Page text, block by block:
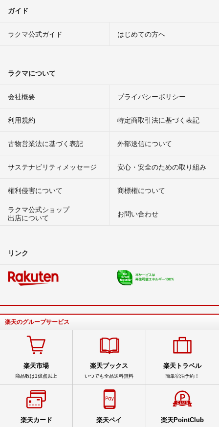
ガイド
ラクマ公式ガイド はじめての方へ
ラクマについて
会社概要 プライバシーポリシー
利用規約 特定商取引法に基づく表記
古物営業法に基づく表記 外部送信について
サステナビリティメッセージ 安心・安全のための取り組み
権利侵害について
商標権について
ラクマ公式ショップ
出店について
お問い合わせ
リンク
楽天のグループサービス
楽天市場
商品数は1億点以上
楽天ブックス
いつでも全品送料無料
楽天トラベル
簡単宿泊予約！
楽天カード 楽天ペイ 楽天PointClub